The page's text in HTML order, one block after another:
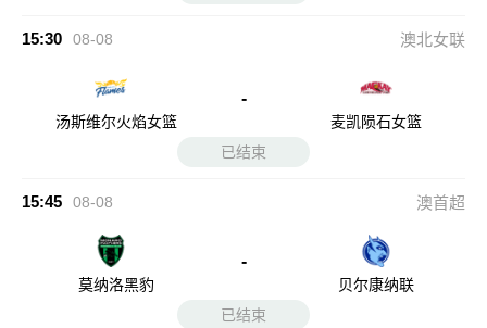
15:30 08-08 澳北女联
汤斯维尔火焰女篮
-
麦凯陨石女篮
已结束
15:45 08-08 澳首超
莫纳洛黑豹
-
贝尔康纳联
已结束